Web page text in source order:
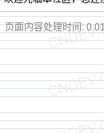
页面内容处理时间: